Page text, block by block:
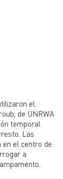
el
de UNRWA
temporal
Las
el centro de
a
sus
de
defensa
de
de
ha ido